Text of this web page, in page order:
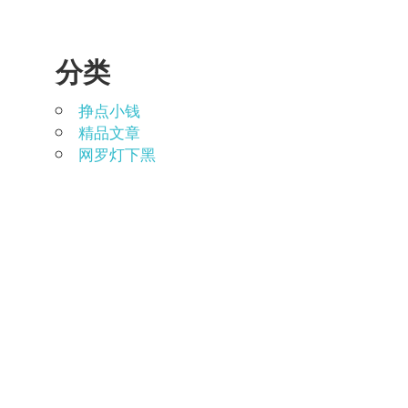
分类
挣点小钱
精品文章
网罗灯下黑